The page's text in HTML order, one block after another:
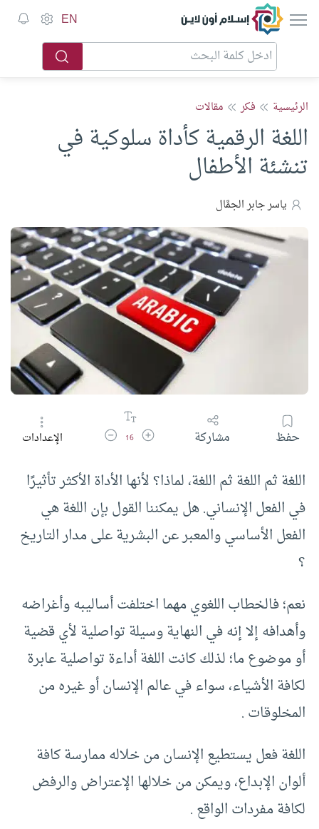
إسلام أون لاين EN
الرئيسية فكر مقالات
اللغة الرقمية كأداة سلوكية في
تنشئة الأطفال
ياسر جابر الجمَّال
حفظ مشاركة زيادة حجم الخط
16 تقليل حجم الخطالإعدادات
اللغة ثم اللغة ثم اللغة، لماذا؟ لأنها الأداة الأكثر تأثيرًا
في الفعل الإنساني. هل يمكننا القول بإن اللغة هي
الفعل الأساسي والمعبر عن البشرية على مدار التاريخ
؟
نعم؛ فالخطاب اللغوي مهما اختلفت أساليبه وأغراضه
وأهدافه إلا إنه في النهاية وسيلة تواصلية لأي قضية
أو موضوع ما؛ لذلك كانت اللغة أداءة تواصلية عابرة
لكافة الأشياء، سواء في عالم الإنسان أو غيره من
المخلوقات .
اللغة فعل يستطيع الإنسان من خلاله ممارسة كافة
ألوان الإبداع، ويمكن من خلالها الإعتراض والرفض
لكافة مفردات الواقع .